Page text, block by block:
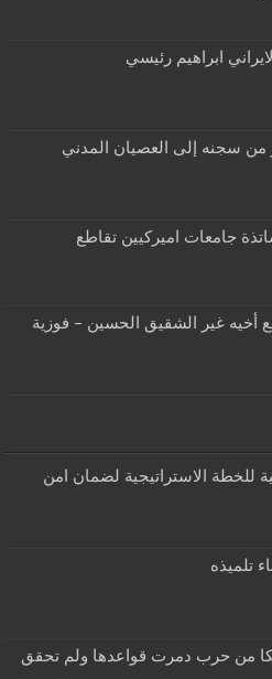
ابراهيم رئيسي
من سجنه إلى العصيان المدني
جامعات اميركيين تقاطع
أخيه غير الشقيق الحسين – فوزية
للخطة الاستراتيجية لضمان امن
تلميذه
من حرب دمرت قواعدها ولم تحقق